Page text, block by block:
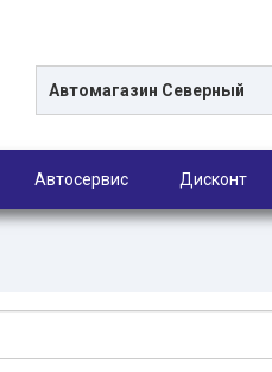
Автомагазин Северный
Автосервис Дисконт